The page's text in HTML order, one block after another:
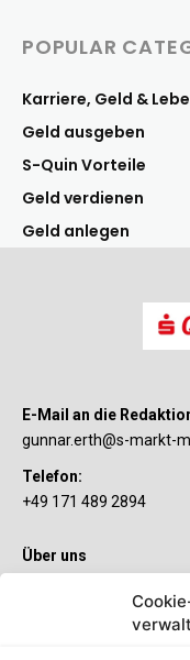
POPULAR
Karriere, Geld &
Geld ausgeben
S-Quin Vorteile
Geld verdienen
Geld anlegen
E-Mail an die
gunnar.erth@s-markt-
Telefon:
+49 171 489 2894
Über uns
Sie wollen mehr als
S-Quin Konto genau